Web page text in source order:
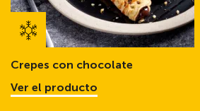
Crepes con chocolate
Ver el producto